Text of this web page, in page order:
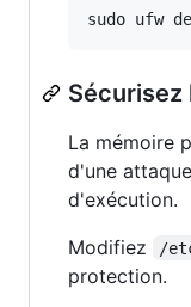
sudo ufw
Sécurisez
La mémoire
d'une
d'exécution.
Modifiez
/
protection.